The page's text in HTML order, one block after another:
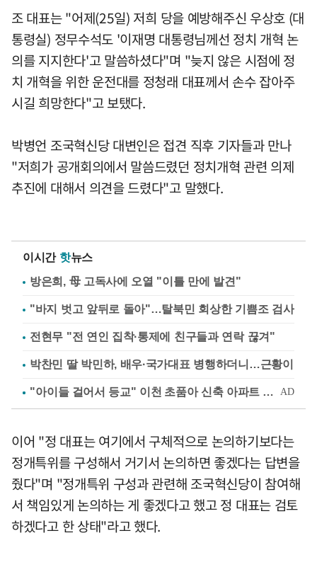
조 대표는 "어제(25일) 저희 당을 예방해주신 우상호 (대
통령실) 정무수석도 '이재명 대통령님께선 정치 개혁 논
의를 지지한다'고 말씀하셨다"며 "늦지 않은 시점에 정
치 개혁을 위한 운전대를 정청래 대표께서 손수 잡아주
시길 희망한다"고 보탰다.
박병언 조국혁신당 대변인은 접견 직후 기자들과 만나
"저희가 공개회의에서 말씀드렸던 정치개혁 관련 의제
추진에 대해서 의견을 드렸다"고 말했다.
이시간 핫뉴스
방은희, 母 고독사에 오열 "이틀 만에 발견"
"바지 벗고 앞뒤로 돌아"…탈북민 회상한 기쁨조 검사
전현무 "전 연인 집착·통제에 친구들과 연락 끊겨"
박찬민 딸 박민하, 배우·국가대표 병행하더니…근황이
이어 "정 대표는 여기에서 구체적으로 논의하기보다는
정개특위를 구성해서 거기서 논의하면 좋겠다는 답변을
줬다"며 "정개특위 구성과 관련해 조국혁신당이 참여해
서 책임있게 논의하는 게 좋겠다고 했고 정 대표는 검토
하겠다고 한 상태"라고 했다.